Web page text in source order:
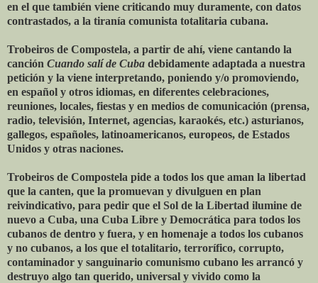
en el que también viene criticando muy duramente, con datos
contrastados, a la tiranía comunista totalitaria cubana.
Trobeiros de Compostela, a partir de ahí, viene cantando la
canción Cuando salí de Cuba debidamente adaptada a nuestra
petición y la viene interpretando, poniendo y/o promoviendo,
en español y otros idiomas, en diferentes celebraciones,
reuniones, locales, fiestas y en medios de comunicación (prensa,
radio, televisión, Internet, agencias, karaokés, etc.) asturianos,
gallegos, españoles, latinoamericanos, europeos, de Estados
Unidos y otras naciones.
Trobeiros de Compostela pide a todos los que aman la libertad
que la canten, que la promuevan y divulguen en plan
reivindicativo, para pedir que el Sol de la Libertad ilumine de
nuevo a Cuba, una Cuba Libre y Democrática para todos los
cubanos de dentro y fuera, y en homenaje a todos los cubanos
y no cubanos, a los que el totalitario, terrorífico, corrupto,
contaminador y sanguinario comunismo cubano les arrancó y
destruyo algo tan querido, universal y vivido como la